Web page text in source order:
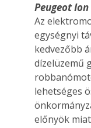
Peugeot Ion
Az
egységnyi
kedvezőbb
dízelüzemű
lehetséges
előnyök